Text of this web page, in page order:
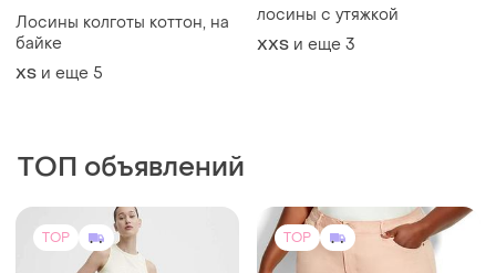
Лосины колготы коттон, на
байке
ХS и еще 5
лосины с утяжкой
XХS и еще 3
ТОП объявлений
TOP TOP